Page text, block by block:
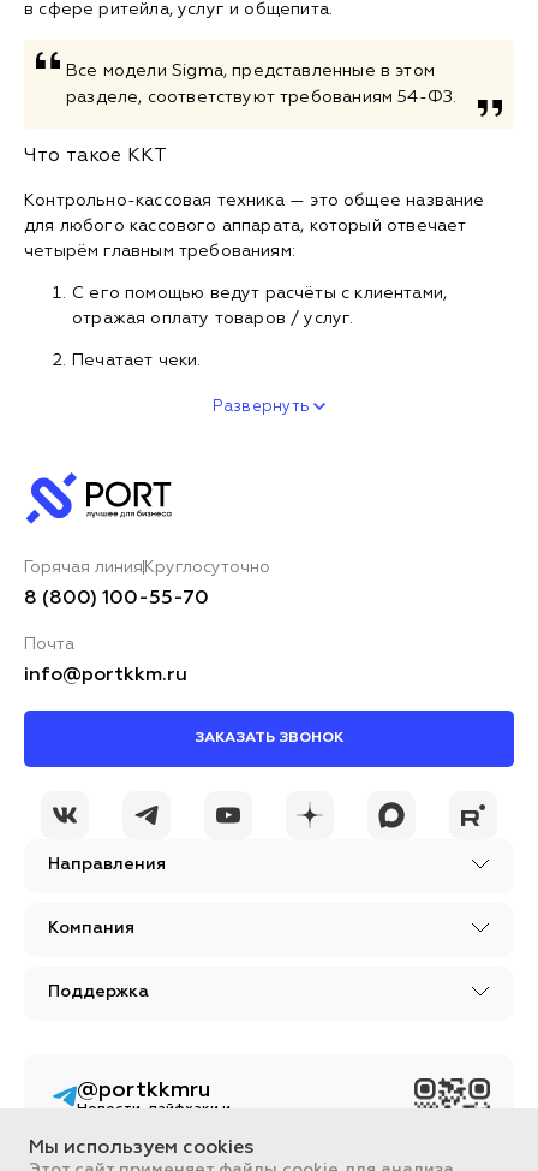
в сфере ритейла, услуг и общепита.
Все модели Sigma, представленные в этом
разделе, соответствуют требованиям 54-ФЗ.
Что такое ККТ
Контрольно-кассовая техника — это общее название
для любого кассового аппарата, который отвечает
четырём главным требованиям:
С его помощью ведут расчёты с клиентами,
отражая оплату товаров / услуг.
Печатает чеки.
Развернуть
Направления
Компания
Поддержка
Горячая линия Круглосуточно
8 (800) 100-55-70
Почта
info@portkkm.ru
ЗАКАЗАТЬ ЗВОНОК
@portkkmru
Новости, лайфхаки и
контент PORT - бизнес
портал
Мы используем cookies